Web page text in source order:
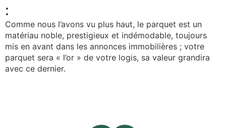
:
Comme nous l’avons vu plus haut, le parquet est un
matériau noble, prestigieux et indémodable, toujours
mis en avant dans les annonces immobilières ; votre
parquet sera « l’or » de votre logis, sa valeur grandira
avec ce dernier.